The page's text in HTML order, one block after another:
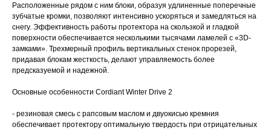
Расположенные рядом с ним блоки, образуя удлиненные поперечные
зубчатые кромки, позволяют интенсивно ускоряться и замедляться на
снегу. Эффективность работы протектора на скользкой и гладкой
поверхности обеспечивается несколькими тысячами ламелей с «3D-
замками». Трехмерный профиль вертикальных стенок прорезей,
придавая блокам жесткость, делают управляемость более
предсказуемой и надежной.
Основные особенности Cordiant Winter Drive 2
- резиновая смесь с рапсовым маслом и двуокисью кремния
обеспечивает протектору оптимальную твердость при отрицательных